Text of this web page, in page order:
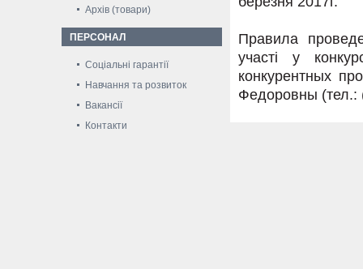
Архів (товари)
ПЕРСОНАЛ
Соціальні гарантії
Навчання та розвиток
Вакансії
Контакти
Правила
участі у
конкурентных
Федоровны (тел.: